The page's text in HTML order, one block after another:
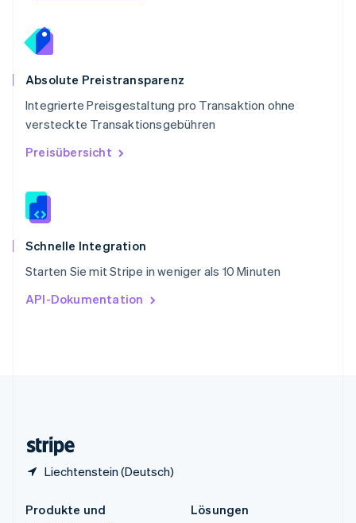
Absolute Preistransparenz
Integrierte Preisgestaltung pro Transaktion ohne
versteckte Transaktionsgebühren
Preisübersicht
Schnelle Integration
Starten Sie mit Stripe in weniger als 10 Minuten
API-Dokumentation
Liechtenstein (Deutsch)
Deutsch
Singapur
English
Slowakei
Slowenien
EnglishItaliano
Sonderverwaltungsregion Hongkong,
Spanien
Thailand
ไทยEnglish
English
English
Produkte und
Lösungen